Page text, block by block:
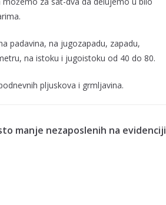
padavina, na jugozapadu, zapadu,
na istoku i jugoistoku od 40 do 80.
pljuskova i grmljavina.
manje nezaposlenih na evidenciji